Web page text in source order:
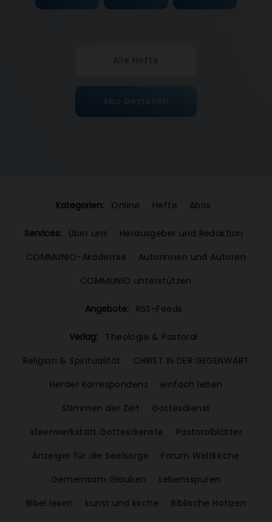
Alle Hefte
Abo bestellen
Kategorien: Online Hefte Abos
Services: Über uns
Herausgeber und Redaktion
COMMUNIO-Akademie
Autorinnen und Autoren
COMMUNIO unterstützen
Angebote: RSS-Feeds
Verlag:
Theologie & Pastoral
Religion & Spiritualität
CHRIST IN DER GEGENWART
Herder Korrespondenz
einfach leben
Stimmen der Zeit
Gottesdienst
Ideenwerkstatt Gottesdienste
Pastoralblätter
Anzeiger für die Seelsorge
Forum Weltkirche
Gemeinsam Glauben
Lebensspuren
Bibel lesen
kunst und kirche
Biblische Notizen